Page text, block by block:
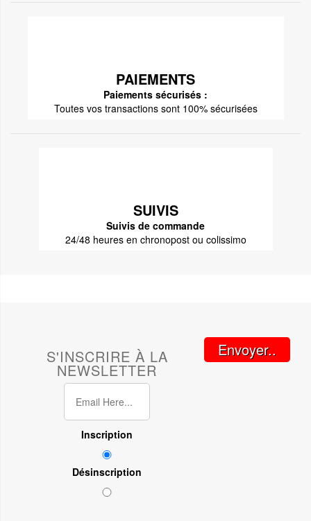
PAIEMENTS
Paiements sécurisés :
Toutes vos transactions sont 100% sécurisées
SUIVIS
Suivis de commande
24/48 heures en chronopost ou colissimo
S'INSCRIRE À LA
NEWSLETTER
Inscription
Désinscription
Envoyer..